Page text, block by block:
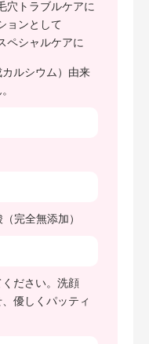
穴トラブルケアに
ョンとして
ペシャルケアに
ルシウム）由来
完全無添加）
ださい。洗顔
優しくパッティ